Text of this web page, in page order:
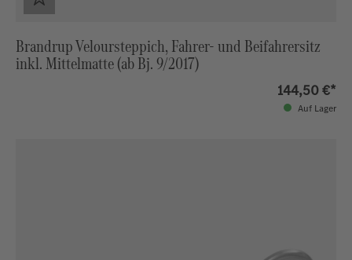
Brandrup Veloursteppich, Fahrer- und Beifahrersitz
inkl. Mittelmatte (ab Bj. 9/2017)
144,50 €*
Auf Lager